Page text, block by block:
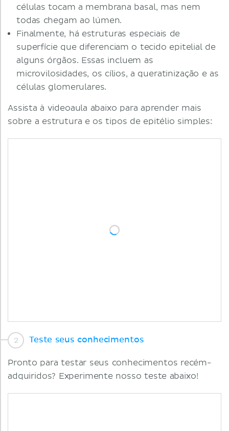
células tocam a membrana basal, mas nem
todas chegam ao lúmen.
Finalmente, há estruturas especiais de
superfície que diferenciam o tecido epitelial de
alguns órgãos. Essas incluem as
microvilosidades, os cílios, a queratinização e as
células glomerulares.
Assista à videoaula abaixo para aprender mais
sobre a estrutura e os tipos de epitélio simples:
Teste seus conhecimentos
Pronto para testar seus conhecimentos recém-
adquiridos? Experimente nosso teste abaixo!